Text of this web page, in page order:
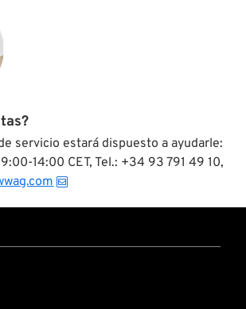
servicio estará dispuesto a ayudarle:
14:00 CET, Tel.: +34 93 791 49 10,